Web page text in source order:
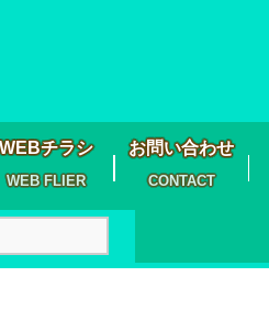
チラシ
WEB FLIER
お問い合わせ
CONTACT